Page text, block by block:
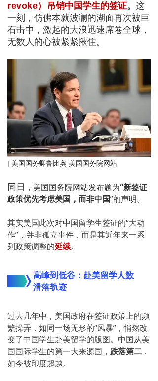
revoke）
吊销中国学生的签证。 这
一刻，仿佛本就波澜的湖面再次被巨
石击中，激起的大浪迅速席卷全球，
无数人的心被紧紧揪住。
| 美国国务卿鲁比奥 美国国务院网站
同日 ，美国国务院网站发布题为“新签证
政策优先考虑美国，而非中国”的声明。
其实美国此次对中国留学生签证的“大动
作”，并非孤立事件，而是其近年来一系
列政策调整的延续。
高峰到低谷：赴美留学人数
滑落轨迹
过去几年中，美国政府在签证政策上的频
繁操弄，如同一场无形的“风暴”，悄然改
变了中国学生赴美留学的版图。中国从美
国国际学生的第一大来源国， 跌落第二 ，
如今被印度超越。